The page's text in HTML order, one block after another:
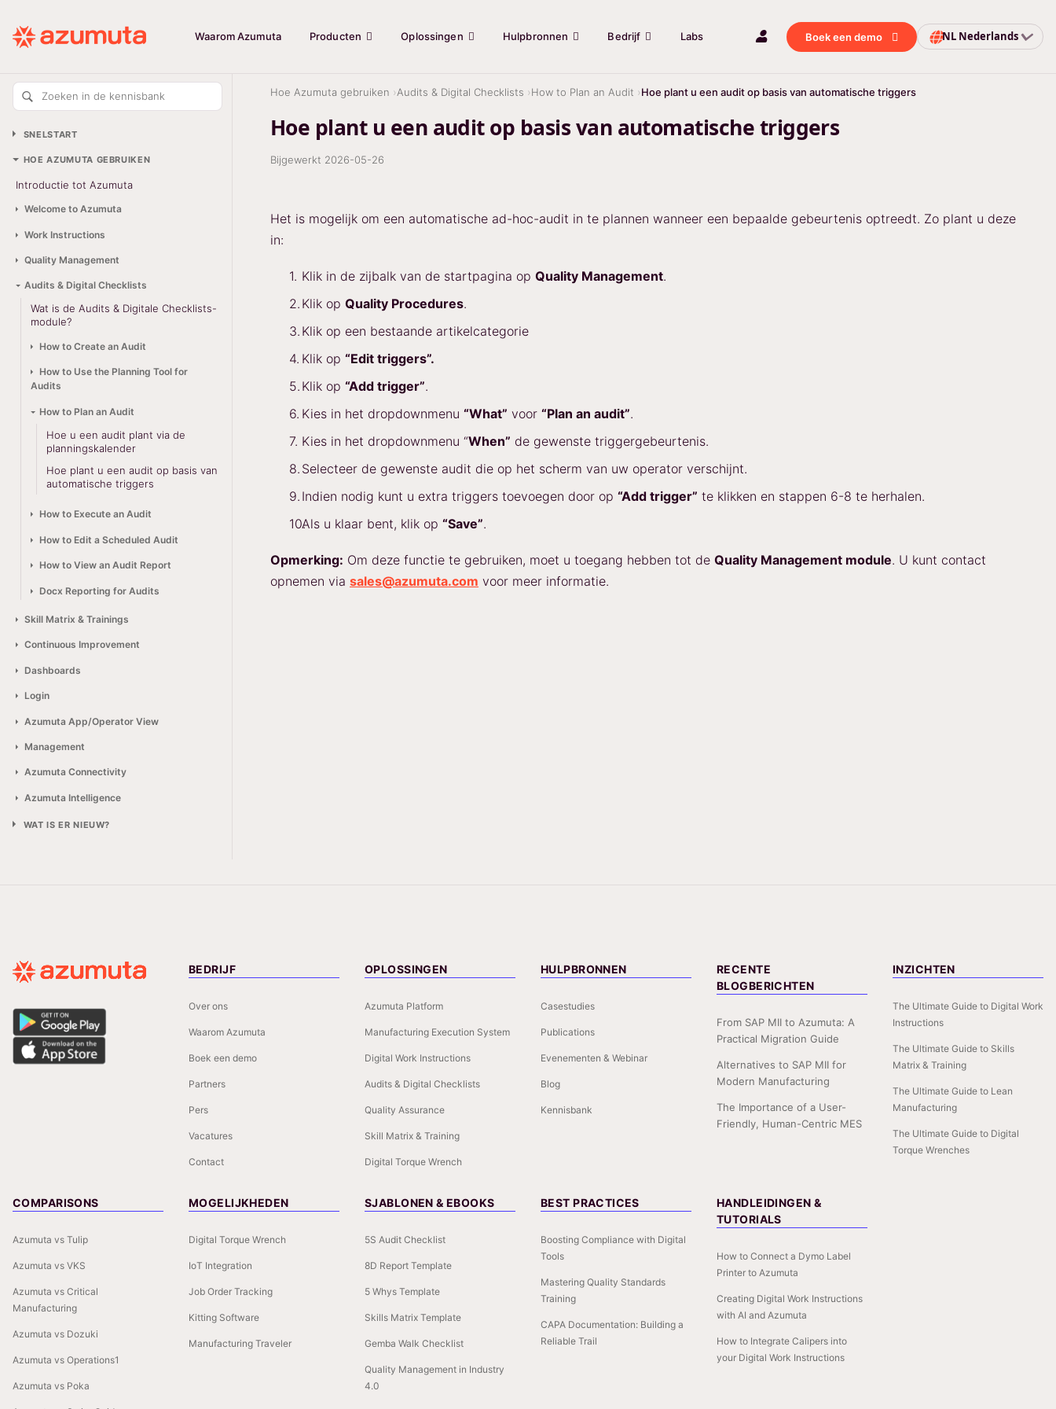
Waarom Azumuta Producten Oplossingen Hulpbronnen Bedrijf Labs Boek een demo NL Nederlands
Zoeken in de kennisbank
SNELSTART
HOE AZUMUTA GEBRUIKEN
Introductie tot Azumuta
Welcome to Azumuta
Work Instructions
Quality Management
Audits & Digital Checklists
Wat is de Audits & Digitale Checklists-
module?
How to Create an Audit
How to Use the Planning Tool for
Audits
How to Plan an Audit
Hoe u een audit plant via de
planningskalender
Hoe plant u een audit op basis van
automatische triggers
How to Execute an Audit
How to Edit a Scheduled Audit
How to View an Audit Report
Docx Reporting for Audits
Skill Matrix & Trainings
Continuous Improvement
Dashboards
Login
Azumuta App/Operator View
Management
Azumuta Connectivity
Azumuta Intelligence
WAT IS ER NIEUW?
Hoe Azumuta gebruiken Audits & Digital Checklists How to Plan an Audit Hoe plant u een audit op basis van automatische triggers
Hoe plant u een audit op basis van automatische triggers
Bijgewerkt 2026-05-26
Het is mogelijk om een automatische ad-hoc-audit in te plannen wanneer een bepaalde gebeurtenis optreedt. Zo plant u deze
in:
Klik in de zijbalk van de startpagina op Quality Management.
Klik op Quality Procedures.
Klik op een bestaande artikelcategorie
Klik op “Edit triggers”.
Klik op “Add trigger”.
Kies in het dropdownmenu “What” voor “Plan an audit”.
Kies in het dropdownmenu “When” de gewenste triggergebeurtenis.
Selecteer de gewenste audit die op het scherm van uw operator verschijnt.
Indien nodig kunt u extra triggers toevoegen door op “Add trigger” te klikken en stappen 6-8 te herhalen.
Als u klaar bent, klik op “Save”.
Opmerking: Om deze functie te gebruiken, moet u toegang hebben tot de Quality Management module. U kunt contact
opnemen via sales@azumuta.com voor meer informatie.
BEDRIJF
Over ons
Waarom Azumuta
Boek een demo
Partners
Pers
Vacatures
Contact
OPLOSSINGEN
Azumuta Platform
Manufacturing Execution System
Digital Work Instructions
Audits & Digital Checklists
Quality Assurance
Skill Matrix & Training
Digital Torque Wrench
HULPBRONNEN
Casestudies
Publications
Evenementen & Webinar
Blog
Kennisbank
RECENTE
BLOGBERICHTEN
From SAP MII to Azumuta: A
Practical Migration Guide
Alternatives to SAP MII for
Modern Manufacturing
The Importance of a User-
Friendly, Human-Centric MES
INZICHTEN
The Ultimate Guide to Digital Work
Instructions
The Ultimate Guide to Skills
Matrix & Training
The Ultimate Guide to Lean
Manufacturing
The Ultimate Guide to Digital
Torque Wrenches
COMPARISONS
Azumuta vs Tulip
Azumuta vs VKS
Azumuta vs Critical
Manufacturing
Azumuta vs Dozuki
Azumuta vs Operations1
Azumuta vs Poka
MOGELIJKHEDEN
Digital Torque Wrench
IoT Integration
Job Order Tracking
Kitting Software
Manufacturing Traveler
SJABLONEN & EBOOKS
5S Audit Checklist
8D Report Template
5 Whys Template
Skills Matrix Template
Gemba Walk Checklist
Quality Management in Industry
4.0
BEST PRACTICES
Boosting Compliance with Digital
Tools
Mastering Quality Standards
Training
CAPA Documentation: Building a
Reliable Trail
HANDLEIDINGEN &
TUTORIALS
How to Connect a Dymo Label
Printer to Azumuta
Creating Digital Work Instructions
with AI and Azumuta
How to Integrate Calipers into
your Digital Work Instructions